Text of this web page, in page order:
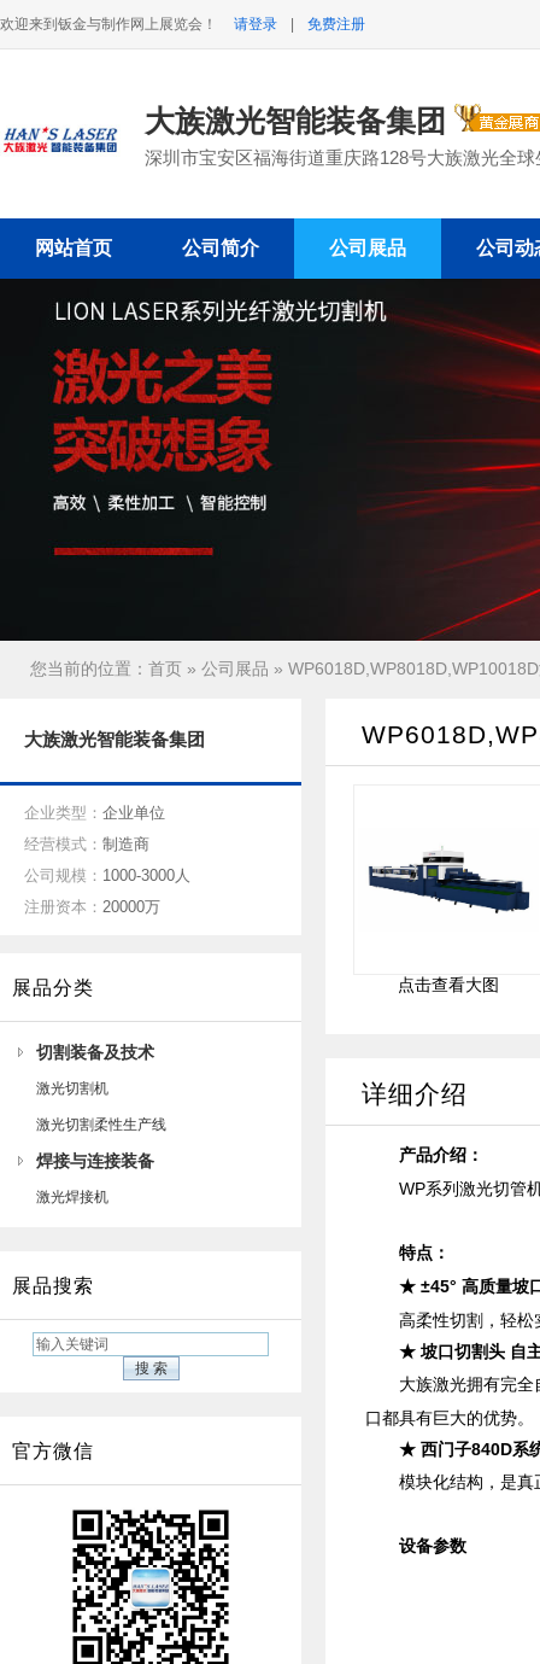
欢迎来到钣金与制作网上展览会！ 请登录 免费注册
大族激光智能装备集团
深圳市宝安区福海街道重庆路128号大族激光全
网站首页 公司简介 公司展品 公司动
您当前的位置： 首页 » 公司展品 »
大族激光智能装备集团
企业类型： 企业单位
经营模式： 制造商
公司规模： 1000-3000人
注册资本： 20000万
展品分类
切割装备及技术
激光切割机
激光切割柔性生产线
焊接与连接装备
激光焊接机
展品搜索
官方微信
点击查看大图
详细介绍
产品介绍：
WP系列激光切管
特点：
★ ±45° 高质量坡
高柔性切割，轻松
★ 坡口切割头 自
大族激光拥有完
口都具有巨大的优势。
★ 西门子840D系
模块化结构，是真
设备参数